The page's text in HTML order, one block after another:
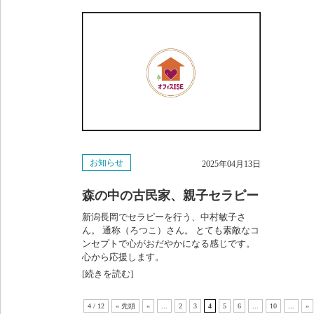
お知らせ 2025年04月13日
森の中の古民家、親子セラピー
新潟長岡でセラピーを行う、中村敏子さ
ん。 通称（ろつこ）さん。 とても素敵なコ
ンセプトで心がおだやかになる感じです。
心から応援します。
[続きを読む]
4 / 12 « 先頭 « 2 3 4 5 6 10 »